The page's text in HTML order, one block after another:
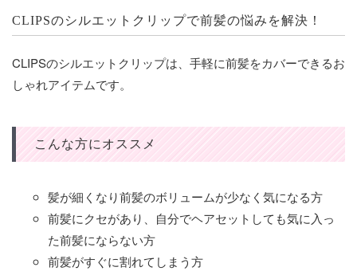
CLIPSのシルエットクリップで前髪の悩みを解決！
CLIPSのシルエットクリップは、手軽に前髪をカバーできるお
しゃれアイテムです。
こんな方にオススメ
髪が細くなり前髪のボリュームが少なく気になる方
前髪にクセがあり、自分でヘアセットしても気に入っ
た前髪にならない方
前髪がすぐに割れてしまう方